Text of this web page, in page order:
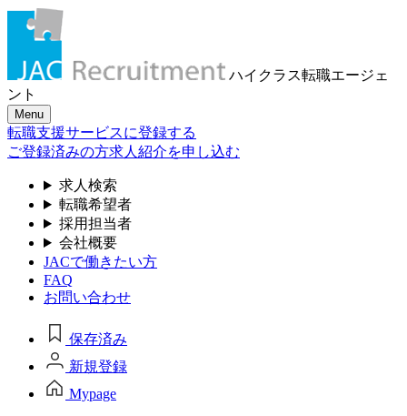
ハイクラス転職エージェ
ント
Menu
転職支援サービスに登録する
ご登録済みの方求人紹介を申し込む
求人検索
転職希望者
採用担当者
会社概要
JACで働きたい方
FAQ
お問い合わせ
保存済み
新規登録
Mypage